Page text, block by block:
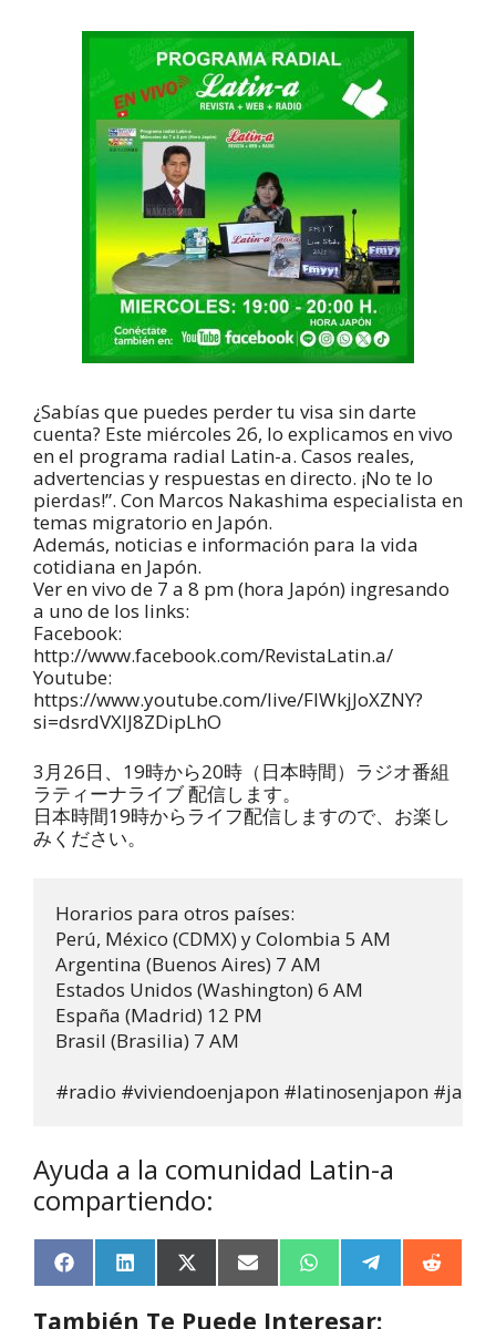
¿Sabías que puedes perder tu visa sin darte
cuenta? Este miércoles 26, lo explicamos en vivo
en el programa radial Latin-a. Casos reales,
advertencias y respuestas en directo. ¡No te lo
pierdas!”. Con Marcos Nakashima especialista en
temas migratorio en Japón.
Además, noticias e información para la vida
cotidiana en Japón.
Ver en vivo de 7 a 8 pm (hora Japón) ingresando
a uno de los links:
Facebook:
http://www.facebook.com/RevistaLatin.a/
Youtube:
https://www.youtube.com/live/FIWkjJoXZNY?
si=dsrdVXlJ8ZDipLhO
3月26日、19時から20時（日本時間）ラジオ番組
ラティーナライブ 配信します。
日本時間19時からライフ配信しますので、お楽し
みください。
Horarios para otros países:
Perú, México (CDMX) y Colombia 5 AM
Argentina (Buenos Aires) 7 AM
Estados Unidos (Washington) 6 AM
España (Madrid) 12 PM
Brasil (Brasilia) 7 AM
#radio #viviendoenjapon #latinosenjapon
Ayuda a la comunidad Latin-a
compartiendo:
F
a
L
i
X
(
E
m
a
W
h e
R
e
También Te Puede Interesar: